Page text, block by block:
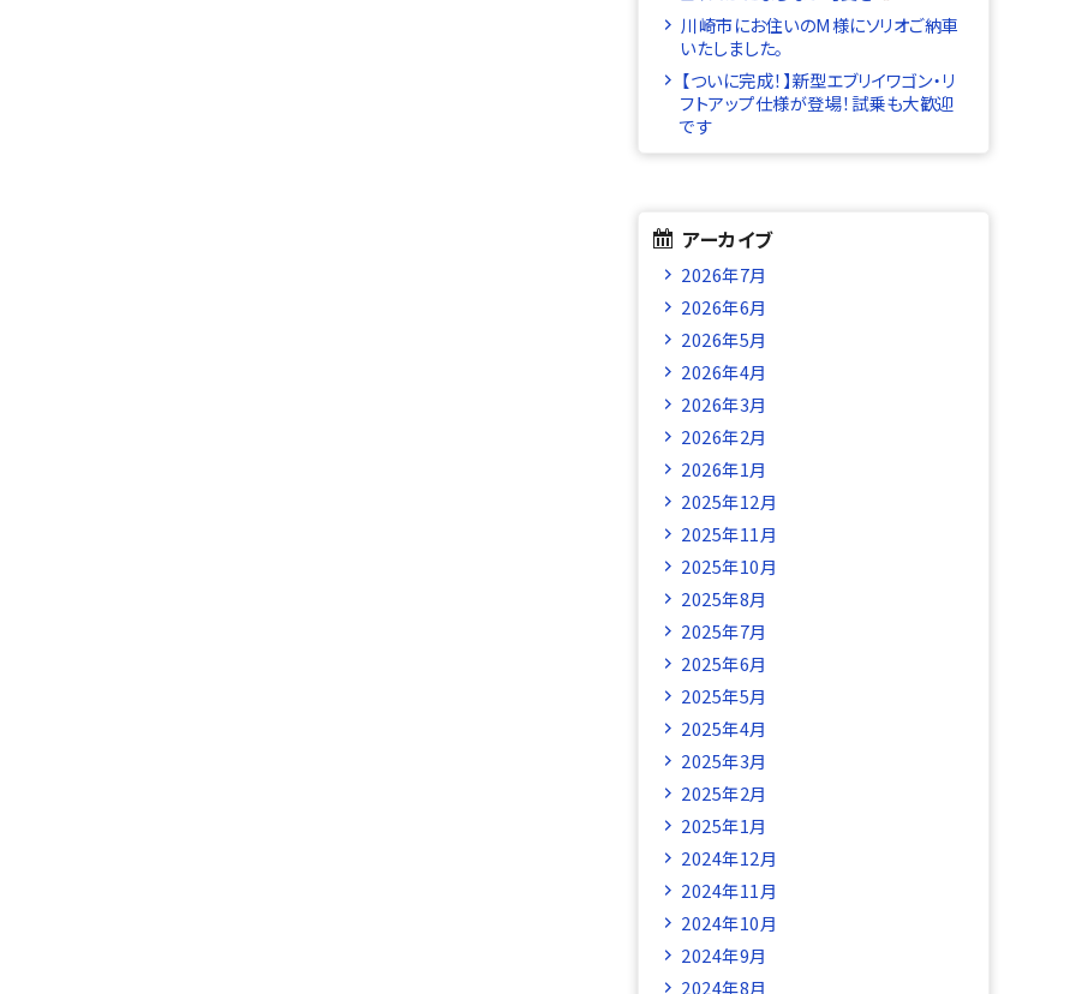
川崎市にお住いのM様にソリオご納車
いたしました。
【ついに完成！】新型エブリイワゴン・リ
フトアップ仕様が登場！試乗も大歓迎
です
アーカイブ
2026年7月
2026年6月
2026年5月
2026年4月
2026年3月
2026年2月
2026年1月
2025年12月
2025年11月
2025年10月
2025年8月
2025年7月
2025年6月
2025年5月
2025年4月
2025年3月
2025年2月
2025年1月
2024年12月
2024年11月
2024年10月
2024年9月
2024年8月